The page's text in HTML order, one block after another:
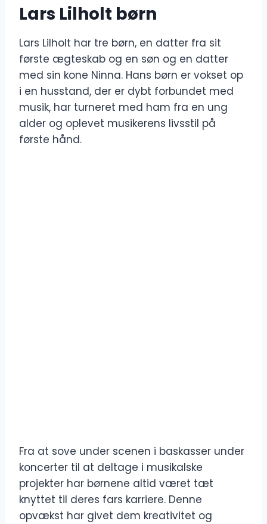
Lars Lilholt børn
Lars Lilholt har tre børn, en datter fra sit
første ægteskab og en søn og en datter
med sin kone Ninna. Hans børn er vokset op
i en husstand, der er dybt forbundet med
musik, har turneret med ham fra en ung
alder og oplevet musikerens livsstil på
første hånd.
Fra at sove under scenen i baskasser under
koncerter til at deltage i musikalske
projekter har børnene altid været tæt
knyttet til deres fars karriere. Denne
opvækst har givet dem kreativitet og